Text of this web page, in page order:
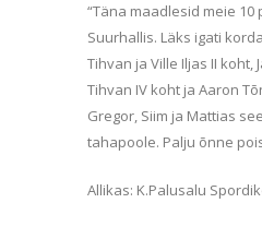
“Täna maadlesid meie
Suurhallis. Läks igati
Tihvan ja Ville Iljas II koht,
Tihvan IV koht ja Aaron
Gregor, Siim ja Mattias
tahapoole. Palju õnne
Allikas: K.Palusalu